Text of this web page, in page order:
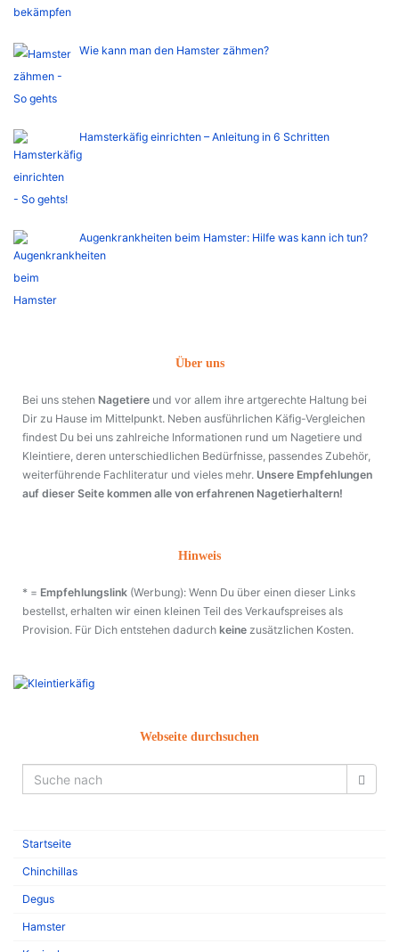
Wie kann man den Hamster zähmen?
Hamsterkäfig einrichten – Anleitung in 6 Schritten
Augenkrankheiten beim Hamster: Hilfe was kann ich tun?
Über uns
Bei uns stehen Nagetiere und vor allem ihre artgerechte Haltung bei
Dir zu Hause im Mittelpunkt. Neben ausführlichen Käfig-Vergleichen
findest Du bei uns zahlreiche Informationen rund um Nagetiere und
Kleintiere, deren unterschiedlichen Bedürfnisse, passendes Zubehör,
weiterführende Fachliteratur und vieles mehr. Unsere Empfehlungen
auf dieser Seite kommen alle von erfahrenen Nagetierhaltern!
Hinweis
* = Empfehlungslink (Werbung): Wenn Du über einen dieser Links
bestellst, erhalten wir einen kleinen Teil des Verkaufspreises als
Provision. Für Dich entstehen dadurch keine zusätzlichen Kosten.
Webseite durchsuchen
Startseite
Chinchillas
Degus
Hamster